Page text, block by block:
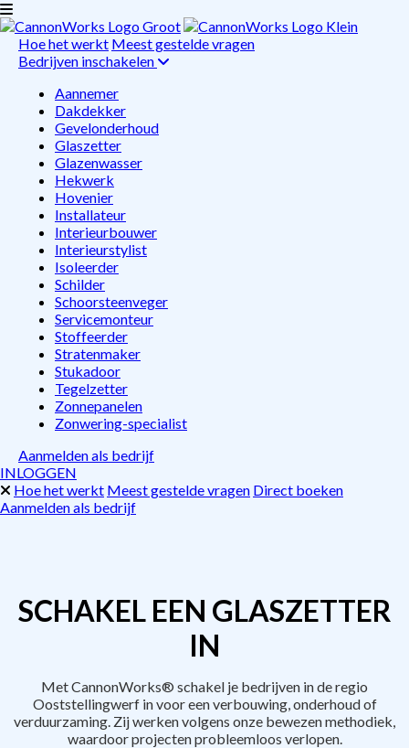
Hoe het werkt Meest gestelde vragen
Bedrijven inschakelen
Aannemer
Dakdekker
Gevelonderhoud
Glaszetter
Glazenwasser
Hekwerk
Hovenier
Installateur
Interieurbouwer
Interieurstylist
Isoleerder
Schilder
Schoorsteenveger
Servicemonteur
Stoffeerder
Stratenmaker
Stukadoor
Tegelzetter
Zonnepanelen
Zonwering-specialist
Aanmelden als bedrijf
INLOGGEN
Hoe het werkt Meest gestelde vragen Direct boeken
Aanmelden als bedrijf
SCHAKEL EEN GLASZETTER
IN
Met CannonWorks® schakel je bedrijven in de regio
Ooststellingwerf in voor een verbouwing, onderhoud of
verduurzaming. Zij werken volgens onze bewezen methodiek,
waardoor projecten probleemloos verlopen.